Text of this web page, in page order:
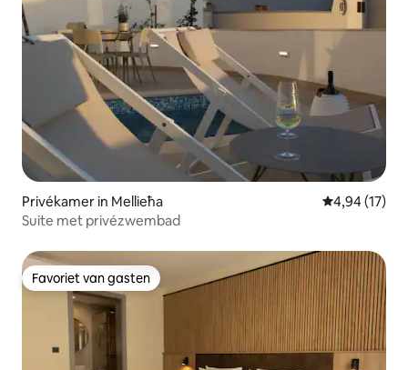
Privékamer in Mellieħa Gemiddelde
4,94 (17)
Suite met privézwembad
Favoriet van gasten
Favoriet van gasten